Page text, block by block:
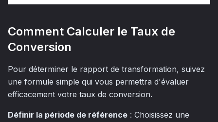
Comment Calculer le Taux de
Conversion
Pour déterminer le rapport de transformation, suivez
une formule simple qui vous permettra d'évaluer
efficacement votre taux de conversion.
Définir la période de référence : Choisissez une